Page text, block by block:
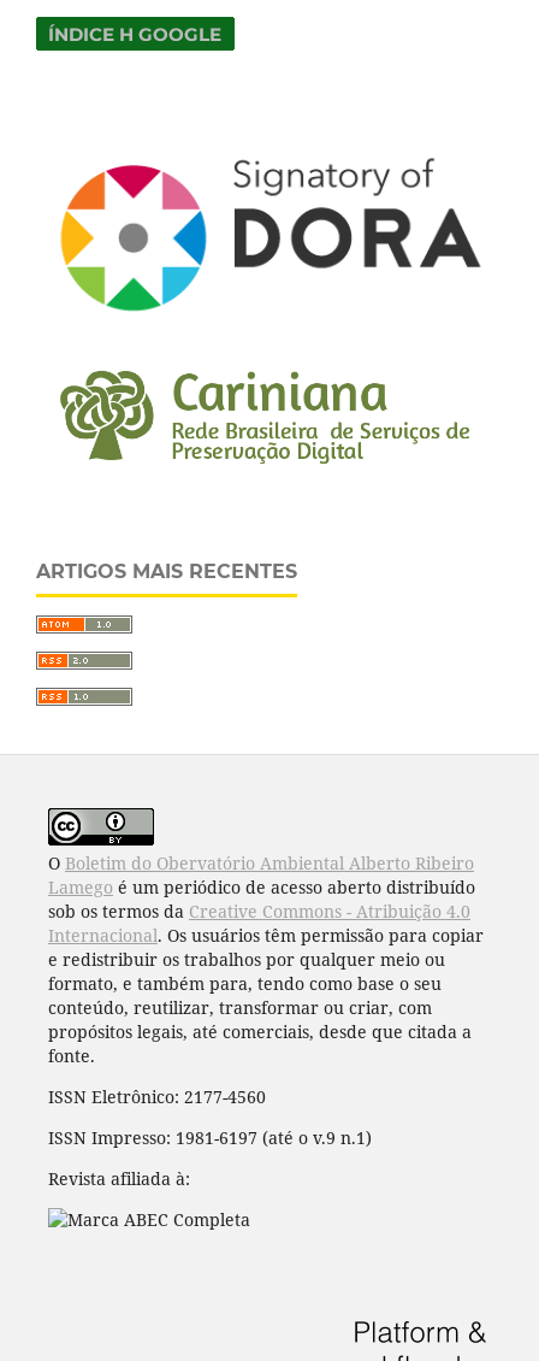
ARTIGOS MAIS RECENTES
O Boletim do Obervatório Ambiental Alberto Ribeiro
Lamego é um periódico de acesso aberto distribuído
sob os termos da Creative Commons - Atribuição 4.0
Internacional. Os usuários têm permissão para copiar
e redistribuir os trabalhos por qualquer meio ou
formato, e também para, tendo como base o seu
conteúdo, reutilizar, transformar ou criar, com
propósitos legais, até comerciais, desde que citada a
fonte.
ISSN Eletrônico: 2177-4560
ISSN Impresso: 1981-6197 (até o v.9 n.1)
Revista afiliada à: